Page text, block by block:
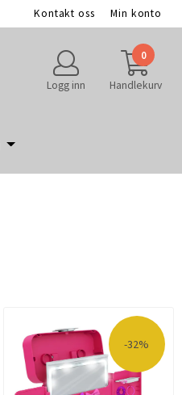
Kontakt oss Min konto
Logg inn
0
Handlekurv
-32%